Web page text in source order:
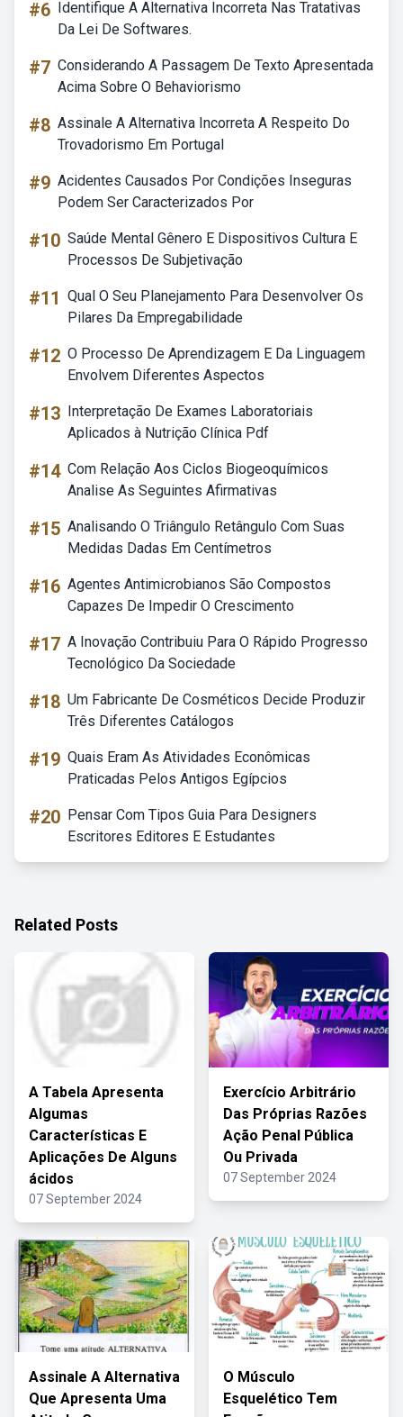
#6 Identifique A Alternativa Incorreta Nas Tratativas
Da Lei De Softwares.
#7 Considerando A Passagem De Texto Apresentada
Acima Sobre O Behaviorismo
#8 Assinale A Alternativa Incorreta A Respeito Do
Trovadorismo Em Portugal
#9 Acidentes Causados Por Condições Inseguras
Podem Ser Caracterizados Por
#10 Saúde Mental Gênero E Dispositivos Cultura E
Processos De Subjetivação
#11 Qual O Seu Planejamento Para Desenvolver Os
Pilares Da Empregabilidade
#12 O Processo De Aprendizagem E Da Linguagem
Envolvem Diferentes Aspectos
#13 Interpretação De Exames Laboratoriais
Aplicados à Nutrição Clínica Pdf
#14 Com Relação Aos Ciclos Biogeoquímicos
Analise As Seguintes Afirmativas
#15 Analisando O Triângulo Retângulo Com Suas
Medidas Dadas Em Centímetros
#16 Agentes Antimicrobianos São Compostos
Capazes De Impedir O Crescimento
#17 A Inovação Contribuiu Para O Rápido Progresso
Tecnológico Da Sociedade
#18 Um Fabricante De Cosméticos Decide Produzir
Três Diferentes Catálogos
#19 Quais Eram As Atividades Econômicas
Praticadas Pelos Antigos Egípcios
#20 Pensar Com Tipos Guia Para Designers
Escritores Editores E Estudantes
Related Posts
A Tabela Apresenta
Algumas
Características E
Aplicações De Alguns
ácidos
07 September 2024
Exercício Arbitrário
Das Próprias Razões
Ação Penal Pública
Ou Privada
07 September 2024
Assinale A Alternativa
Que Apresenta Uma
O Músculo
Esquelético Tem